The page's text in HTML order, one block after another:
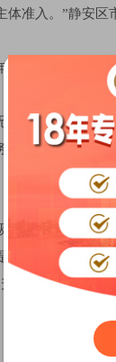
准入。”静安区
出了“工位登记
大面积生产经
丰富的创业实
到WeWork这
了政策支持。
创业灵活性。